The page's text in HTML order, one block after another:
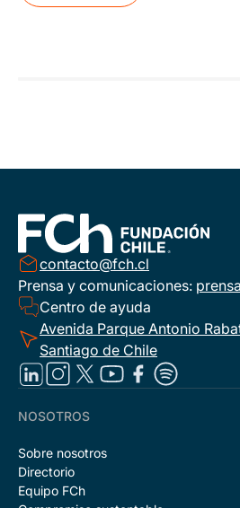
contacto@fch.cl
Prensa y comunicaciones:
Centro de ayuda
Avenida Parque Antonio
Santiago de Chile
NOSOTROS
Sobre nosotros
Directorio
Equipo FCh